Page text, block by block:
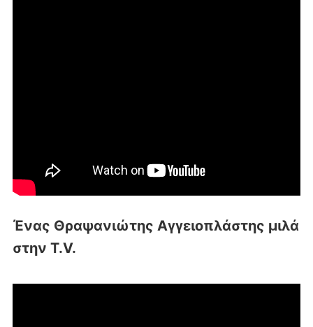
Ένας Θραψανιώτης Αγγειοπλάστης μιλά
στην T.V.